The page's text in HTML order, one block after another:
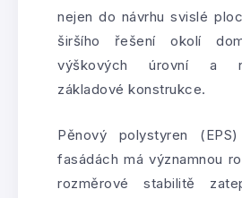
nejen do návrhu svislé
širšího řešení okolí
výškových úrovní a
základové konstrukce.
Pěnový polystyren
fasádách má významnou
rozměrové stabilitě